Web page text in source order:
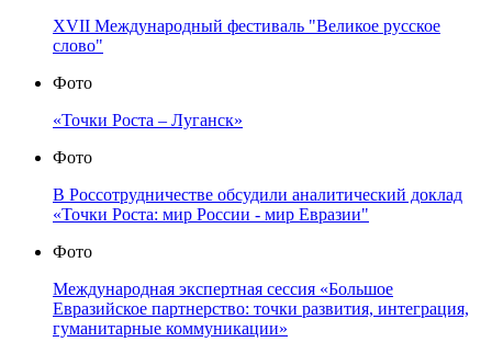
XVII Международный фестиваль "Великое русское
слово"
Фото
«Точки Роста – Луганск»
Фото
В Россотрудничестве обсудили аналитический доклад
«Точки Роста: мир России - мир Евразии"
Фото
Международная экспертная сессия «Большое
Евразийское партнерство: точки развития, интеграция,
гуманитарные коммуникации»